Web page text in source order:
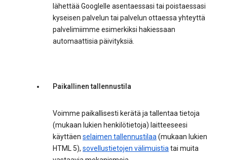
lähettää Googlelle asentaessasi tai poistaessasi
kyseisen palvelun tai palvelun ottaessa yhteyttä
palvelimiimme esimerkiksi hakiessaan
automaattisia päivityksiä.
Paikallinen tallennustila
Voimme paikallisesti kerätä ja tallentaa tietoja
(mukaan lukien henkilötietoja) laitteeseesi
käyttäen selaimen tallennustilaa(mukaan lukien
HTML 5), sovellustietojen välimuistiatai muita